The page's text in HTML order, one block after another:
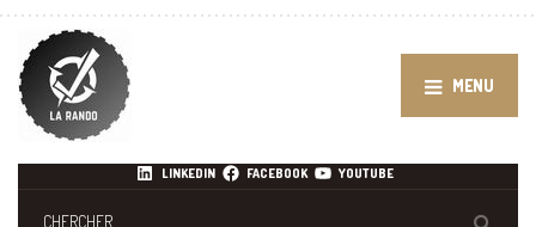
MENU
LINKEDIN FACEBOOK YOUTUBE